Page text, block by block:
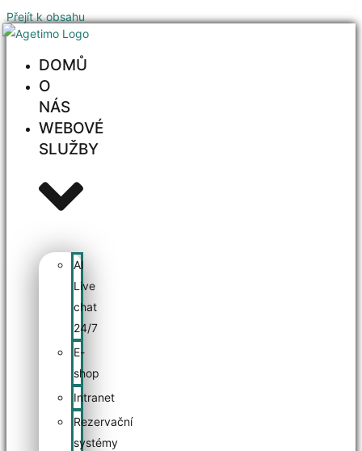
Přejít k obsahu
DOMŮ
O
NÁS
WEBOVÉ
SLUŽBY
AI
Live
chat
24/7
E-
shop
Intranet
Rezervační
systémy